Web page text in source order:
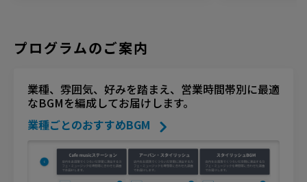
プログラムのご案内
業種、雰囲気、好みを踏まえ、営業時間帯別に最適
なBGMを編成してお届けします。
業種ごとのおすすめBGM